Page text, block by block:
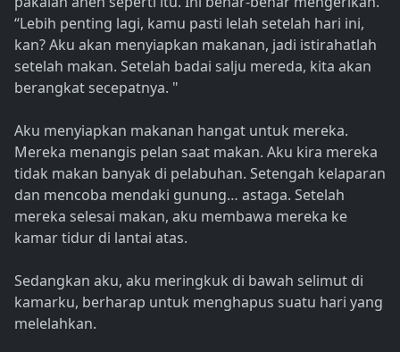
“Lebih penting lagi, kamu pasti lelah setelah hari ini,
kan? Aku akan menyiapkan makanan, jadi istirahatlah
setelah makan. Setelah badai salju mereda, kita akan
berangkat secepatnya. "
Aku menyiapkan makanan hangat untuk mereka.
Mereka menangis pelan saat makan. Aku kira mereka
tidak makan banyak di pelabuhan. Setengah kelaparan
dan mencoba mendaki gunung… astaga. Setelah
mereka selesai makan, aku membawa mereka ke
kamar tidur di lantai atas.
Sedangkan aku, aku meringkuk di bawah selimut di
kamarku, berharap untuk menghapus suatu hari yang
melelahkan.